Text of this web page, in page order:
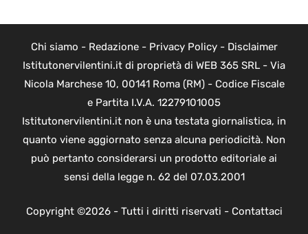
Chi siamo - Redazione- Privacy Policy- Disclaimer
Istitutonervilentini.it di proprietà di WEB 365 SRL - Via
Nicola Marchese 10, 00141 Roma (RM) - Codice Fiscale
e Partita I.V.A. 12279101005
Istitutonervilentini.it non è una testata giornalistica, in
quanto viene aggiornato senza alcuna periodicità. Non
può pertanto considerarsi un prodotto editoriale ai
sensi della legge n. 62 del 07.03.2001
Copyright ©2026 - Tutti i diritti riservati - Contattaci